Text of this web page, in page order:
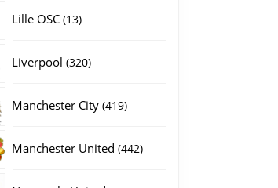
Lille OSC 1313
Liverpool 320320
Manchester City 419419
Manchester United 442442